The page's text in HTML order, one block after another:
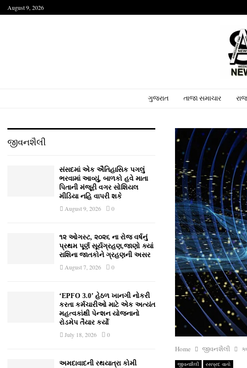
August 9, 2026
ગુજરાત તાજા સમાચાર
Home જીવનશૈલી
જીવનશૈલી રસપ્રદ વાતો
જીવનશૈલી
સંસદમાં એક ઐતિહાસિક પગલું
ભરવામાં આવ્યું, બાળકો હવે માતા
પિતાની મંજૂરી વગર સોશિયલ
મીડિયા નહિ વાપરી શકે
August 9, 2026 0
૧૨ ઓગસ્ટ, ૨૦૨૬ ના રોજ વર્ષનું
પ્રથમ પૂર્ણ સૂર્યગ્રહણ,જાણો ક્યાં
રાશિના જાતકોને ગ્રહણની અસર
August 7, 2026 0
‘EPFO 3.0’ હેઠળ ખાનગી નોકરી
કરતા કર્મચારીઓ માટે એક અત્યંત
મહત્વકાંક્ષી પેન્શન યોજનાનો
રોડમેપ તૈયાર કર્યો
July 18, 2026 0
અમદાવાદની રથયાત્રા કોમી